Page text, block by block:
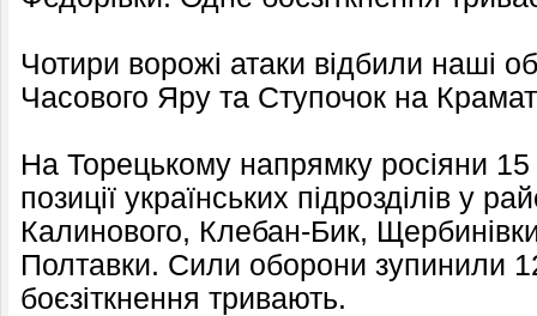
Чотири ворожі атаки відбили наші
Часового Яру та Ступочок на
На Торецькому напрямку росіяни
позиції українських підрозділів у
Калинового, Клебан-Бик,
Полтавки. Сили оборони зупинили
боєзіткнення тривають.